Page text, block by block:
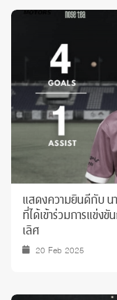
แสดงความยินดีกับ นายธีรพัชร์ จรรยาสัณห์
ที่ได้เข้าร่วมการแข่ง
เลิศ
20 Feb 2025